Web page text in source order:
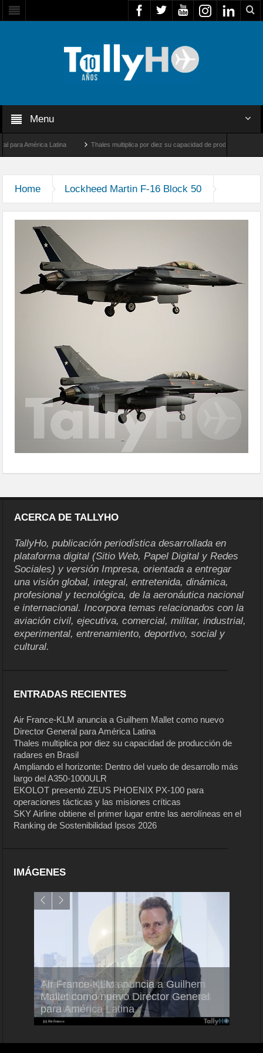
Menu
América Latina Thales multiplica por diez su capacidad de producción de
Home Lockheed Martin F-16 Block 50
IMG_20150907_190035
ACERCA DE TALLYHO
TallyHo, publicación periodística desarrollada en
plataforma digital (Sitio Web, Papel Digital y Redes
Sociales) y versión Impresa, orientada a entregar
una visión global, integral, entretenida, dinámica,
profesional y tecnológica, de la aeronáutica nacional
e internacional. Incorpora temas relacionados con la
aviación civil, ejecutiva, comercial, militar, industrial,
experimental, entrenamiento, deportivo, social y
cultural.
ENTRADAS RECIENTES
Air France-KLM anuncia a Guilhem Mallet como nuevo
Director General para América Latina
Thales multiplica por diez su capacidad de producción de
radares en Brasil
Ampliando el horizonte: Dentro del vuelo de desarrollo más
largo del A350-1000ULR
EKOLOT presentó ZEUS PHOENIX PX-100 para
operaciones tácticas y las misiones críticas
SKY Airline obtiene el primer lugar entre las aerolíneas en el
Ranking de Sostenibilidad Ipsos 2026
IMÁGENES
Air France-KLM anuncia a Guilhem
Mallet como nuevo Director General
para América Latina
Thales multiplica por diez su
capacidad de producción de radares
en Brasil